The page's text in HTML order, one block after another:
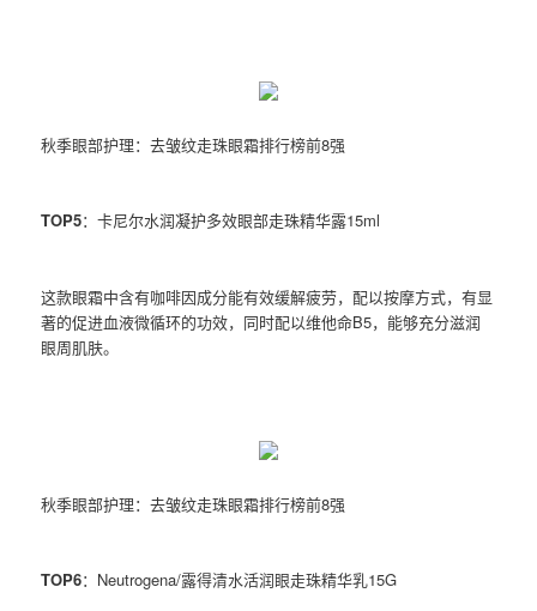
秋季眼部护理：去皱纹走珠眼霜排行榜前8强
TOP5：卡尼尔水润凝护多效眼部走珠精华露15ml
这款眼霜中含有咖啡因成分能有效缓解疲劳，配以按摩方式，有显
著的促进血液微循环的功效，同时配以维他命B5，能够充分滋润
眼周肌肤。
秋季眼部护理：去皱纹走珠眼霜排行榜前8强
TOP6：Neutrogena/露得清水活润眼走珠精华乳15G